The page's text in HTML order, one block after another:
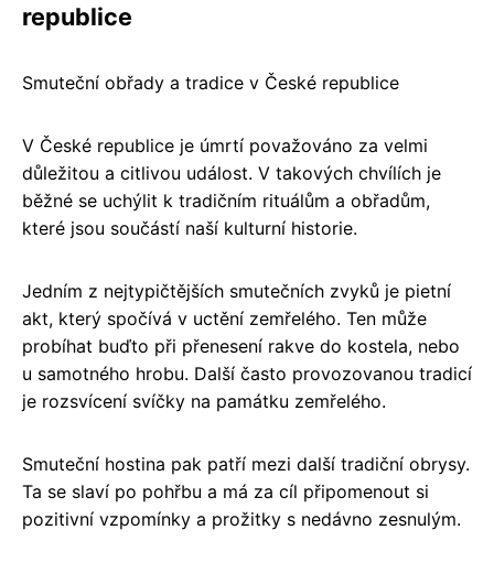
republice
Smuteční obřady a tradice v České republice
V České republice je úmrtí považováno za velmi
důležitou a citlivou událost. V takových chvílích je
běžné se uchýlit k tradičním rituálům a obřadům,
které jsou součástí naší kulturní historie.
Jedním z nejtypičtějších smutečních zvyků je pietní
akt, který spočívá v uctění zemřelého. Ten může
probíhat buďto při přenesení rakve do kostela, nebo
u samotného hrobu. Další často provozovanou tradicí
je rozsvícení svíčky na památku zemřelého.
Smuteční hostina pak patří mezi další tradiční obrysy.
Ta se slaví po pohřbu a má za cíl připomenout si
pozitivní vzpomínky a prožitky s nedávno zesnulým.